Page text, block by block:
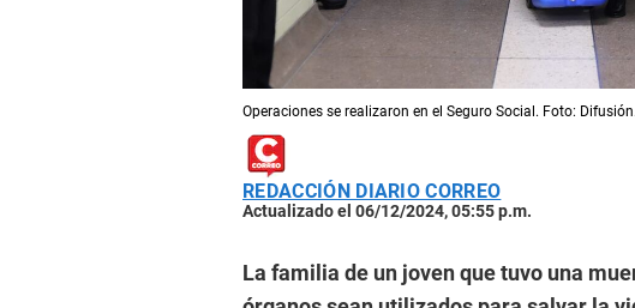
Operaciones se realizaron en el Seguro Social. Foto: Difusión.
REDACCIÓN DIARIO CORREO
Actualizado el 06/12/2024, 05:55 p.m.
La familia de un joven que tuvo una